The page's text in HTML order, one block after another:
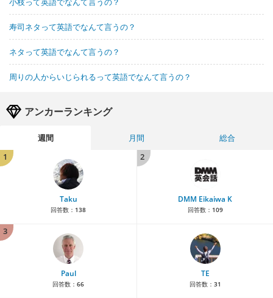
寿司ネタって英語でなんて言うの？
ネタって英語でなんて言うの？
周りの人からいじられるって英語でなんて言うの？
アンカーランキング
週間 月間
総合
1
Taku
回答数： 138
2
DMM Eikaiwa K
回答数： 109
3
Paul
回答数： 66
TE
回答数： 31